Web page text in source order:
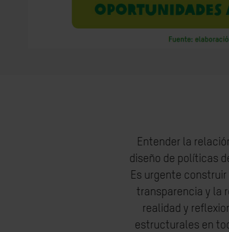
Entender la
diseño de políticas
Es urgente
transparencia y la
realidad y
estructurales en